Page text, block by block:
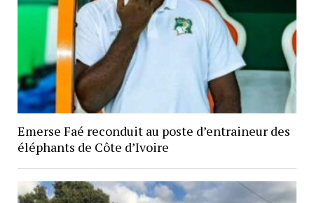
Emerse Faé reconduit au poste d’entraineur des
éléphants de Côte d’Ivoire